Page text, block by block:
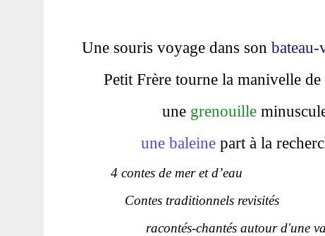
Une souris voyage dans son bateau-
Petit Frère tourne la manivelle de
une grenouille
une baleine part à la
4 contes de mer et d’eau
Contes traditionnels revisités
racontés-chantés autour d'une